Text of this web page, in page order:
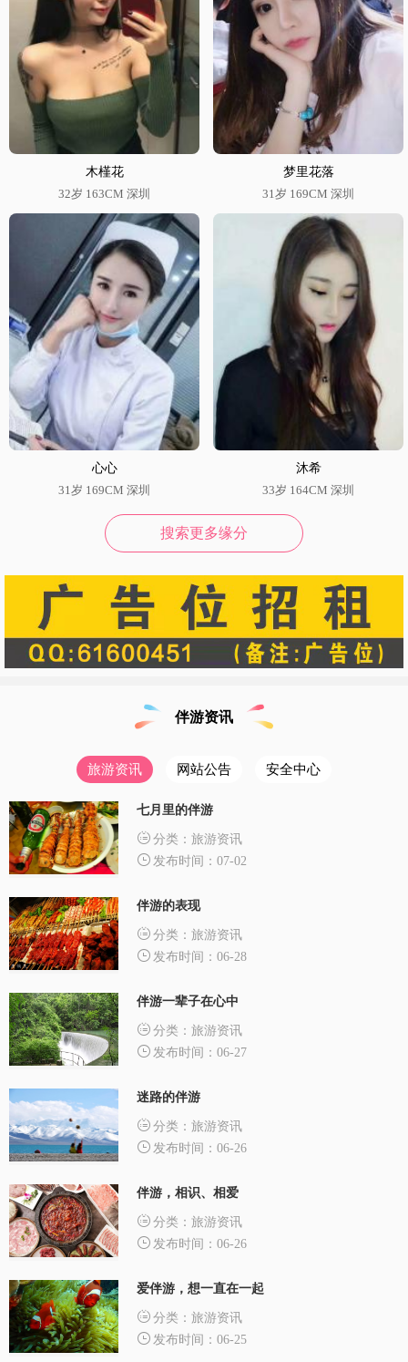
木槿花
32岁 163CM 深圳
梦里花落
31岁 169CM 深圳
心心
31岁 169CM 深圳
沐希
33岁 164CM 深圳
搜索更多缘分
伴游资讯
旅游资讯 网站公告 安全中心
七月里的伴游
分类：旅游资讯
发布时间：07-02
伴游的表现
分类：旅游资讯
发布时间：06-28
伴游一辈子在心中
分类：旅游资讯
发布时间：06-27
迷路的伴游
分类：旅游资讯
发布时间：06-26
伴游，相识、相爱
分类：旅游资讯
发布时间：06-26
爱伴游，想一直在一起
分类：旅游资讯
发布时间：06-25